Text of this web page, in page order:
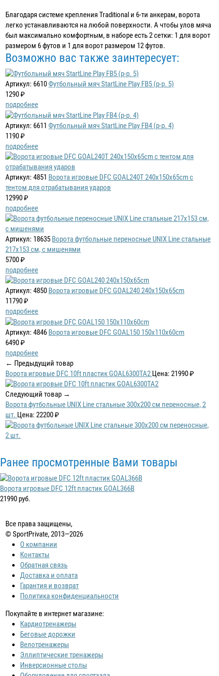
Благодаря системе крепления Traditional и 6-ти анкерам, ворота
легко устанавливаются на любой поверхности. А чтобы улов мяча
был максимально комфортным, в наборе есть 2 сетки: 1 для ворот
размером 6 футов и 1 для ворот размером 12 футов.
Возможно вас также заинтересует:
Артикул: 6610Футбольный мяч StartLine Play FB5 (р-р. 5)
1290 ₽
подробнее
Артикул: 6611 Футбольный мяч StartLine Play FB4 (р-р. 4)
1190 ₽
подробнее
Артикул: 4851 Ворота игровые DFC GOAL240T 240x150x65cm с
тентом для отрабатывания ударов
12990 ₽
подробнее
Артикул: 18635 Ворота футбольные переносные UNIX Line стальные
217x153 см, с мишенями
5700 ₽
подробнее
Артикул: 4850 Ворота игровые DFC GOAL240 240x150x65cm
11790 ₽
подробнее
Артикул: 4846 Ворота игровые DFC GOAL150 150x110x60cm
6490 ₽
подробнее
← Предыдущий товар
Ворота игровые DFC 10ft пластик GOAL6300TA2 Цена: 21990 ₽
Следующий товар →
Ворота футбольные UNIX Line стальные 300x200 см переносные, 2
шт. Цена: 22200 ₽
Ранее просмотренные Вами товары
Ворота игровые DFC 12ft пластик GOAL366B
21990 руб.
Все права защищены,
© SportPrivate, 2013—2026
О компании
Контакты
Обратная связь
Доставка и оплата
Гарантия и возврат
Политика конфиденциальности
Покупайте в интернет магазине:
Кардиотренажеры
Беговые дорожки
Велотренажеры
Эллиптические тренажеры
Инверсионные столы